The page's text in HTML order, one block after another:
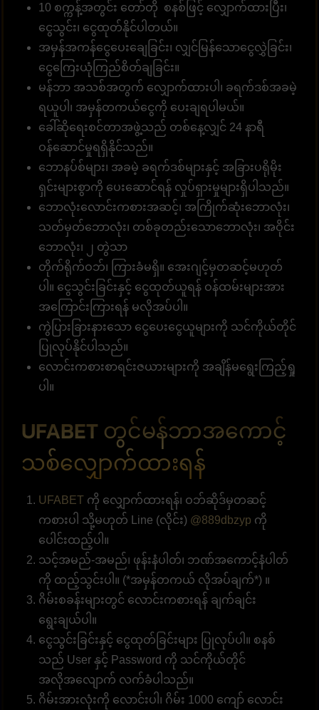
10 စက္ကန့်အတွင်း တော်တို စနစ်ဖြင့် လျှောက်ထားပြီး၊
ငွေသွင်း၊ ငွေထုတ်နိုင်ပါတယ်။
အမှန်အကန်ငွေပေးချေခြင်း၊ လျှင်မြန်သောငွေလွှဲခြင်း၊
ငွေကြေးယုံကြည်စိတ်ချခြင်း။
မန်ဘာ အသစ်အတွက် လျှောက်ထားပါ၊ ခရက်ဒစ်အခမဲ့
ရယူပါ၊ အမှန်တကယ်ငွေကို ပေးချရပါမယ်။
ခေါ်ဆိုရေးစင်တာအဖွဲ့သည် တစ်နေ့လျှင် 24 နာရီ
ဝန်ဆောင်မှုရရှိနိုင်သည်။
ဘောနပ်စ်များ၊ အခမဲ့ ခရက်ဒစ်များနှင့် အခြားပရိုမိုး
ရှင်းများစွာကို ပေးဆောင်ရန် လှုပ်ရှားမှုများရှိပါသည်။
ဘောလုံးလောင်းကစားအဆင့်၊ အကြိုက်ဆုံးဘောလုံး၊
သတ်မှတ်ဘောလုံး၊ တစ်ခုတည်းသောဘောလုံး၊ အဝိုင်း
ဘောလုံး၊ ၂ တွဲသာ
တိုက်ရိုက်ဝဘ်၊ ကြားခံမရှိ။ အေးဂျင့်မှတဆင့်မဟုတ်
ပါ။ ငွေသွင်းခြင်းနှင့် ငွေထုတ်ယူရန် ဝန်ထမ်းများအား
အကြောင်းကြားရန် မလိုအပ်ပါ။
ကွဲပြားခြားနားသော ငွေပေးငွေယူများကို သင်ကိုယ်တိုင်
ပြုလုပ်နိုင်ပါသည်။
လောင်းကစားစာရင်းဇယားများကို အချိန်မရွေးကြည့်ရှု
ပါ။
UFABET တွင်မန်ဘာအကောင့်
သစ်လျှောက်ထားရန်
UFABET ကို လျှောက်ထားရန်၊ ဝဘ်ဆိုဒ်မှတဆင့်
ကစားပါ သို့မဟုတ် Line (လိုင်း) @889dbzyp ကို
ပေါင်းထည့်ပါ။
သင့်အမည်-အမည်၊ ဖုန်းနံပါတ်၊ ဘဏ်အကောင့်နံပါတ်
ကို ထည့်သွင်းပါ။ (*အမှန်တကယ် လိုအပ်ချက်*) ။
ဂိမ်းစခန်းများတွင် လောင်းကစားရန် ချက်ချင်း
ရွေးချယ်ပါ။
ငွေသွင်းခြင်းနှင့် ငွေထုတ်ခြင်းများ ပြုလုပ်ပါ။ စနစ်
သည် User နှင့် Password ကို သင်ကိုယ်တိုင်
အလိုအလျောက် လက်ခံပါသည်။
ဂိမ်းအားလုံးကို လောင်းပါ၊ ဂိမ်း 1000 ကျော် လောင်း